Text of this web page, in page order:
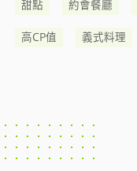
甜點 約會餐廳
高CP值 義式料理